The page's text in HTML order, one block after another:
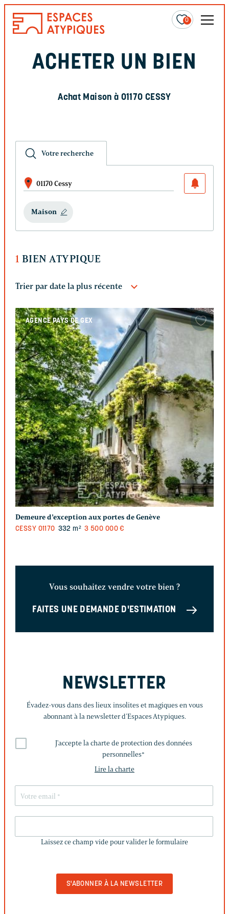
0
ACHETER UN BIEN
Achat Maison à 01170 CESSY
Votre recherche
01170 Cessy
Maison
1 BIEN ATYPIQUE
AGENCE PAYS DE GEX
Demeure d’exception aux portes de Genève
CESSY 01170 332 m² 3 500 000 €
Vous souhaitez vendre votre bien ?
FAITES UNE DEMANDE D'ESTIMATION
NEWSLETTER
Évadez-vous dans des lieux insolites et magiques en vous
abonnant à la newsletter d’Espaces Atypiques.
J'accepte la charte de protection des données
personnelles*
Lire la charte
CHAMP
Laissez ce champ vide pour valider le formulaire